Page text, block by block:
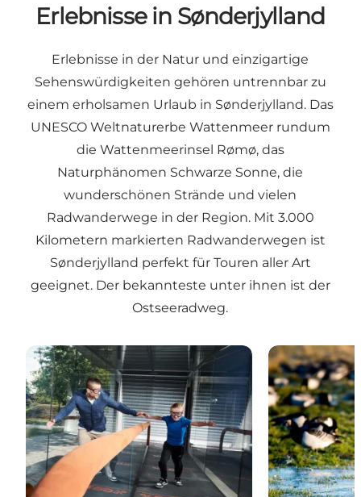
Erlebnisse in Sønderjylland
Erlebnisse in der Natur und einzigartige
Sehenswürdigkeiten gehören untrennbar zu
einem erholsamen Urlaub in Sønderjylland. Das
UNESCO Weltnaturerbe Wattenmeer rundum
die Wattenmeerinsel Rømø, das
Naturphänomen Schwarze Sonne, die
wunderschönen Strände und vielen
Radwanderwege in der Region. Mit 3.000
Kilometern markierten Radwanderwegen ist
Sønderjylland perfekt für Touren aller Art
geeignet. Der bekannteste unter ihnen ist der
Ostseeradweg.
Universe Science Park Wattenmeer